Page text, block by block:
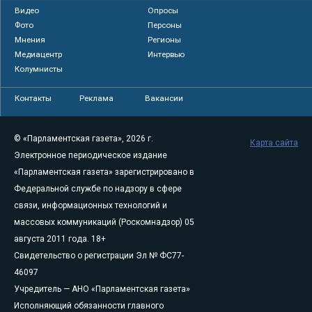
Видео
Опросы
Фото
Персоны
Мнения
Регионы
Медиацентр
Интервью
Колумнисты
Контакты Реклама Вакансии
© «Парламентская газета», 2026 г.
Электронное периодическое издание
«Парламентская газета» зарегистрировано в
Федеральной службе по надзору в сфере
связи, информационных технологий и
массовых коммуникаций (Роскомнадзор) 05
августа 2011 года. 18+
Свидетельство о регистрации Эл № ФС77-
46097
Учредитель — АНО «Парламентская газета»
Исполняющий обязанности главного
Карта сайта